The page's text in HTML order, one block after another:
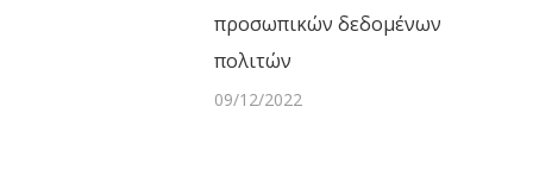
προσωπικών δεδομένων
πολιτών
09/12/2022